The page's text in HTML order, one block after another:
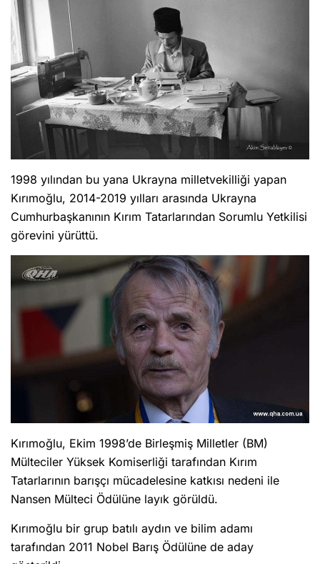
1998 yılından bu yana Ukrayna milletvekilliği yapan
Kırımoğlu, 2014-2019 yılları arasında Ukrayna
Cumhurbaşkanının Kırım Tatarlarından Sorumlu Yetkilisi
görevini yürüttü.
Kırımoğlu, Ekim 1998’de Birleşmiş Milletler (BM)
Mülteciler Yüksek Komiserliği tarafından Kırım
Tatarlarının barışçı mücadelesine katkısı nedeni ile
Nansen Mülteci Ödülüne layık görüldü.
Kırımoğlu bir grup batılı aydın ve bilim adamı
tarafından 2011 Nobel Barış Ödülüne de aday